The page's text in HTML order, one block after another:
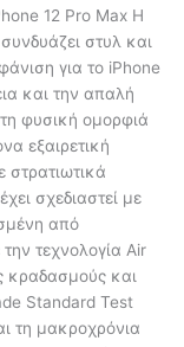
12 Pro Max Η
στυλ και
για το iPhone
και την απαλή
φυσική ομορφιά
εξαιρετική
σχεδιαστεί με
από
τεχνολογία Air
κραδασμούς και
Standard Test
τη μακροχρόνια